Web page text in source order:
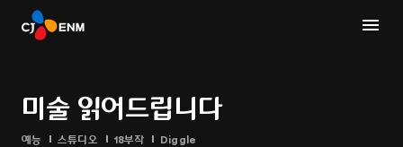
미술 읽어드립니다
예능 스튜디오 18부작 Diggle